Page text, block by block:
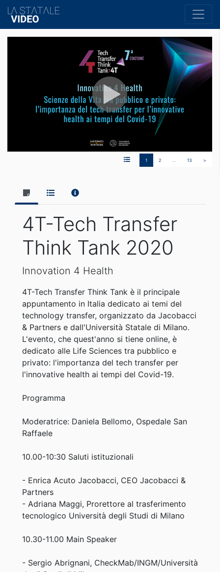
1 2 13 >
4T-Tech Transfer
Think Tank 2020
Innovation 4 Health
4T-Tech Transfer Think Tank è il principale
appuntamento in Italia dedicato ai temi del
technology transfer, organizzato da Jacobacci
& Partners e dall'Università Statale di Milano.
L'evento, che quest'anno si tiene online, è
dedicato alle Life Sciences tra pubblico e
privato: l'importanza del tech transfer per
l'innovative health ai tempi del Covid-19.
Programma
Moderatrice: Daniela Bellomo, Ospedale San
Raffaele
10.00-10:30 Saluti istituzionali
- Enrica Acuto Jacobacci, CEO Jacobacci &
Partners
- Adriana Maggi, Prorettore al trasferimento
tecnologico Università degli Studi di Milano
10.30-11.00 Main Speaker
- Sergio Abrignani, CheckMab/INGM/Università